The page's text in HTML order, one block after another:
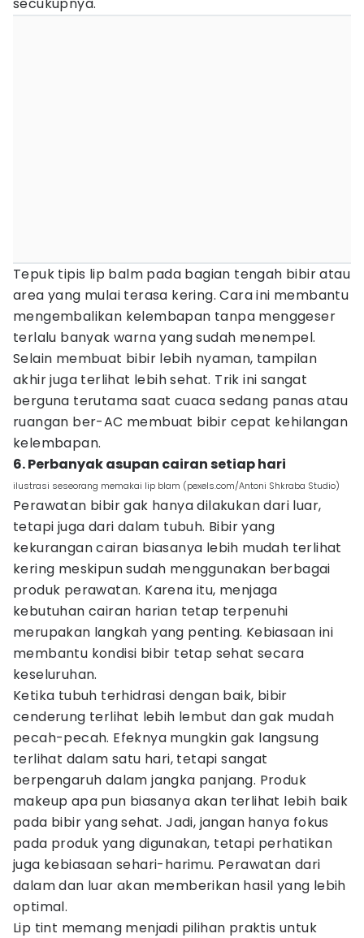
Tepuk tipis lip balm pada bagian tengah bibir atau
area yang mulai terasa kering. Cara ini membantu
mengembalikan kelembapan tanpa menggeser
terlalu banyak warna yang sudah menempel.
Selain membuat bibir lebih nyaman, tampilan
akhir juga terlihat lebih sehat. Trik ini sangat
berguna terutama saat cuaca sedang panas atau
ruangan ber-AC membuat bibir cepat kehilangan
kelembapan.
6. Perbanyak asupan cairan setiap hari
ilustrasi seseorang memakai lip blam (pexels.com/Antoni Shkraba Studio)
Perawatan bibir gak hanya dilakukan dari luar,
tetapi juga dari dalam tubuh. Bibir yang
kekurangan cairan biasanya lebih mudah terlihat
kering meskipun sudah menggunakan berbagai
produk perawatan. Karena itu, menjaga
kebutuhan cairan harian tetap terpenuhi
merupakan langkah yang penting. Kebiasaan ini
membantu kondisi bibir tetap sehat secara
keseluruhan.
Ketika tubuh terhidrasi dengan baik, bibir
cenderung terlihat lebih lembut dan gak mudah
pecah-pecah. Efeknya mungkin gak langsung
terlihat dalam satu hari, tetapi sangat
berpengaruh dalam jangka panjang. Produk
makeup apa pun biasanya akan terlihat lebih baik
pada bibir yang sehat. Jadi, jangan hanya fokus
pada produk yang digunakan, tetapi perhatikan
juga kebiasaan sehari-harimu. Perawatan dari
dalam dan luar akan memberikan hasil yang lebih
optimal.
Lip tint memang menjadi pilihan praktis untuk